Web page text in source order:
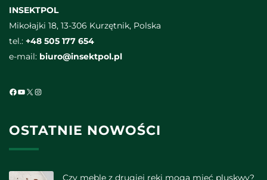
INSEKTPOL
Mikołajki 18, 13-306 Kurzętnik, Polska
tel.: +48 505 177 654
e-mail: biuro@insektpol.pl
Facebook
YouTube
X Instagram
OSTATNIE NOWOŚCI
Czy meble z drugiej ręki mogą mieć pluskwy?